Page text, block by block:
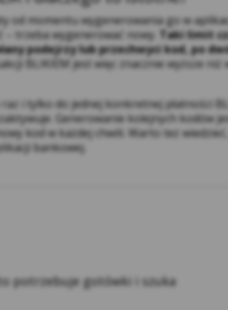
od momentu wygenerowania go w
trzeba wygenerować nowy. Taki limit
podejrzy lub przechwyci kod, po
BLIKIEM jest więc znacznie wyższe
i tylko do jednej konkretnej płatności
Generowanie kolejnych kodów
kod w każdej chwili. Warto też
bankowej.
potrzebuje gotówki i szuka
wręcz uniemożliwić korzystanie z
Szczegółowe informacje o
jej ustawieniach, np. dla
FireFox, Chrome, Opera, Safari.
korzystania z usług dostępnych za
innych funkcjonalności oraz treścią
na stronach partnerów Kasy, tak aby
podmioty z technologii, których korzysta
10.Administratorem danych osobowych
Oszczędnościowo-Kredytowa im.
stronie Serwisu w zakładce RODO
zawierająca obszerną informację na
zapoznania się z Broszurą informacyjną